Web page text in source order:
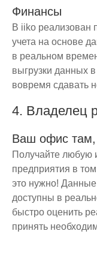
Финансы
В iiko реализован
учета на основе
в реальном
выгрузки данных
вовремя сдавать
4. Владелец
Ваш офис там,
Получайте любую
предприятия в
это нужно! Данные
доступны в
быстро оценить
принять